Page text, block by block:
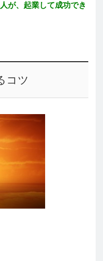
が、起業して成功でき
コツ